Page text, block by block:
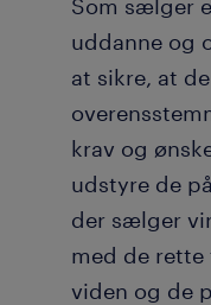
Som sælger
uddanne og
at sikre, at
krav og
udstyre de
der sælger
med de
viden og de